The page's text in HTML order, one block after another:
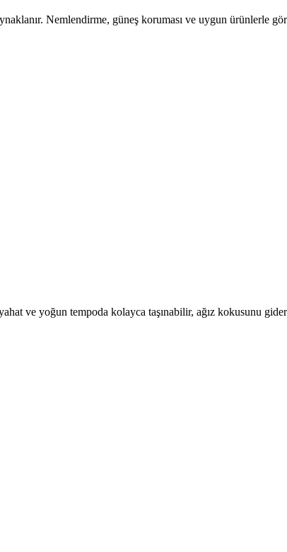
Nemlendirme, güneş koruması ve uygun ürünlerle
ve yoğun tempoda kolayca taşınabilir, ağız kokusunu